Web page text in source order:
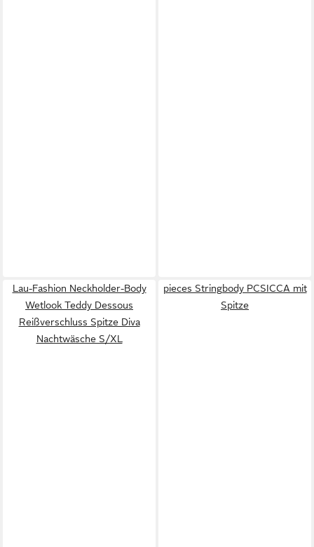
Lau-Fashion Neckholder-Body
Wetlook Teddy Dessous
Reißverschluss Spitze Diva
Nachtwäsche S/XL
pieces Stringbody PCSICCA mit
Spitze